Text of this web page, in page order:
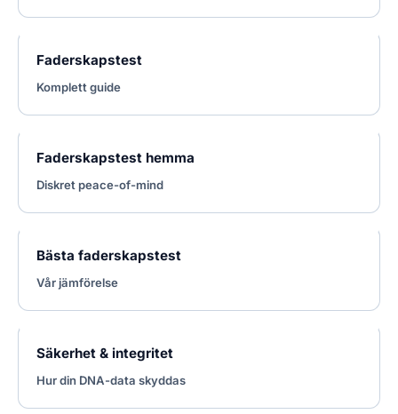
Faderskapstest
Komplett guide
Faderskapstest hemma
Diskret peace-of-mind
Bästa faderskapstest
Vår jämförelse
Säkerhet & integritet
Hur din DNA-data skyddas